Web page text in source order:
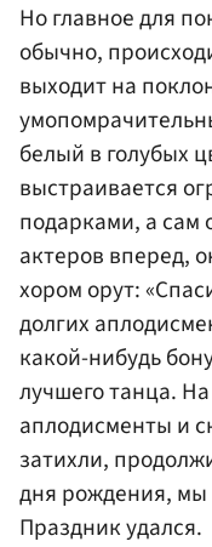
Но главное для
обычно,
выходит на
белый в голубых
выстраивается
подарками, а сам
актеров вперед,
хором орут:
долгих
какой-нибудь
лучшего танца.
аплодисменты и
затихли,
дня рождения, мы
Праздник удался.